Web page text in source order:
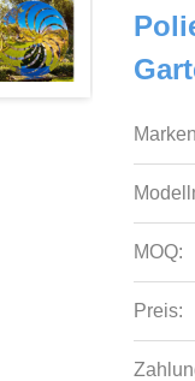
MOQ:
Preis: